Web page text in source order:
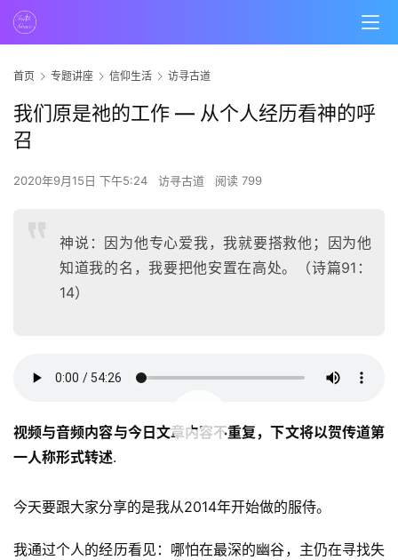
首页 专题讲座 信仰生活 访寻古道
我们原是祂的工作 — 从个人经历看神的呼
召
2020年9月15日 下午5:24 访寻古道 阅读 799
神说：因为他专心爱我，我就要搭救他；因为他
知道我的名，我要把他安置在高处。（诗篇91：
14）
视频与音频内容与今日文章内容不重复，下文将以贺传道第
一人称形式转述.
今天要跟大家分享的是我从2014年开始做的服侍。
我通过个人的经历看见：哪怕在最深的幽谷，主仍在寻找失